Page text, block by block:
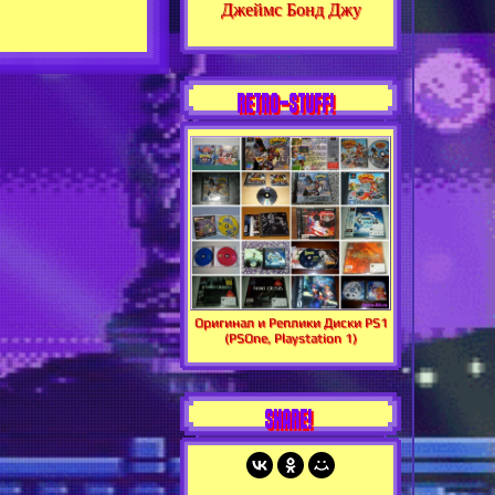
Джеймс Бонд Джу
RETRO-STUFF!
Оригинал и Реплики Диски PS1
(PSOne, Playstation 1)
SHARE!